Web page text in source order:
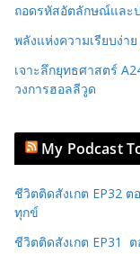
ถอดรหัสอัตลักษณ์และ
พลังแห่งความเรียบง่า
เจาะลึกยุทธศาสตร์
วงการฮอลลีวูด
My Podcast
ชีวิตติดสังเกต EP32
ทุกข์
ชีวิตติดสังเกต EP31